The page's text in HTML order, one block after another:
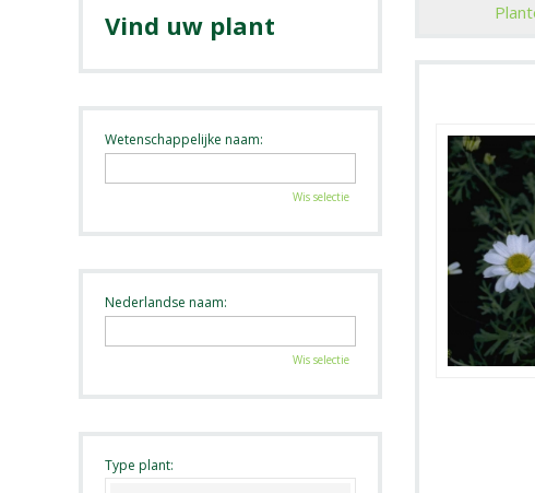
Vind uw plant
Wetenschappelijke naam:
Wis selectie
Nederlandse naam:
Wis selectie
Type plant: